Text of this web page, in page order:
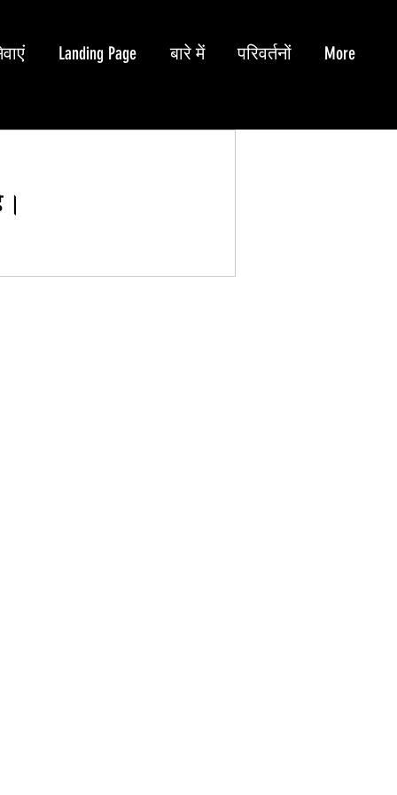
Landing Page बारे में परिवर्तनों More